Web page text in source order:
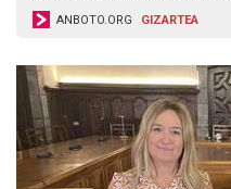
ANBOTO.ORG GIZARTEA